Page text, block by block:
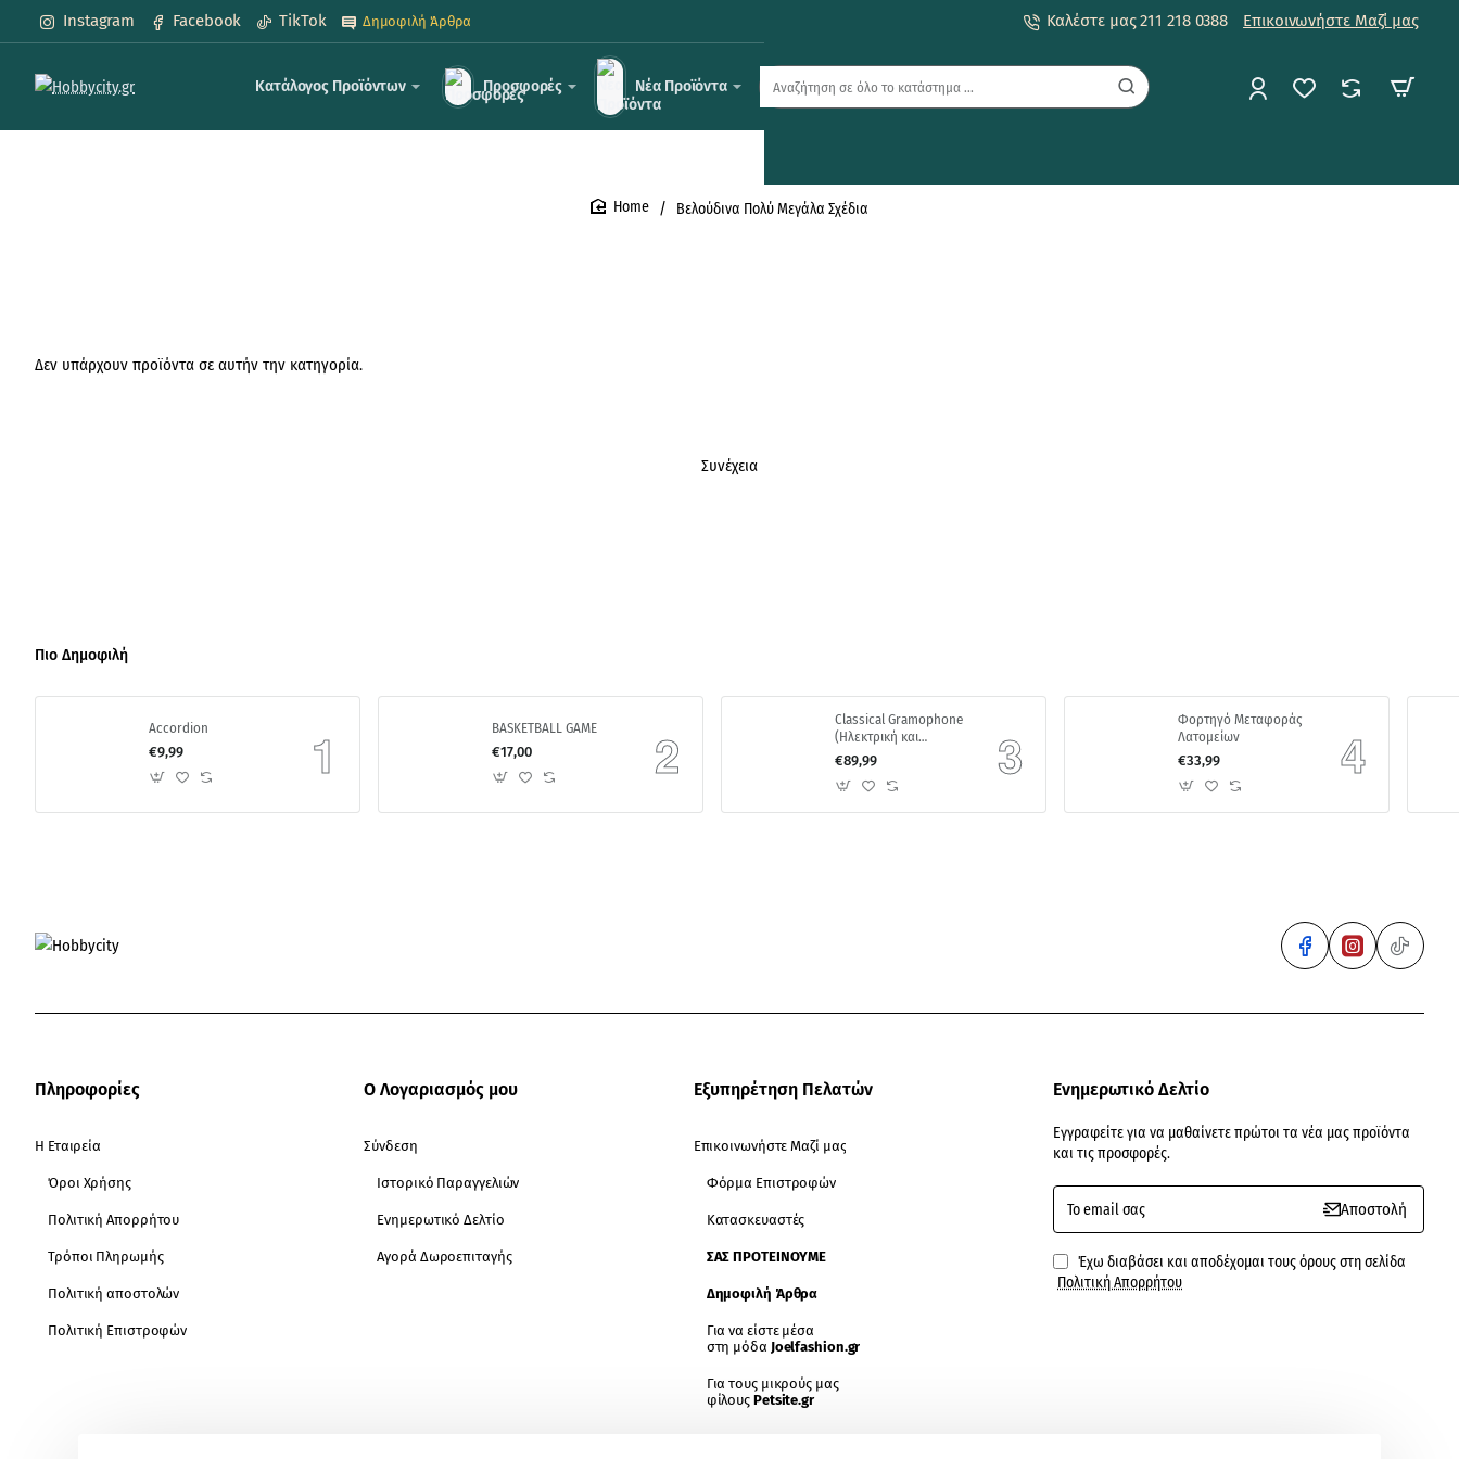
Instagram Facebook TikTok Δημοφιλή Άρθρα Καλέστε μας 211 218 0388 Επικοινωνήστε Μαζί μας
Κατάλογος Προϊόντων Προσφορές Νέα Προϊόντα
Αναζήτηση
όλο
Βελούδινα Πολύ Μεγάλα Σχέδια
Δεν υπάρχουν προϊόντα σε αυτήν την κατηγορία.
Συνέχεια
Πιο Δημοφιλή
Accordion
€9,99
BASKETBALL GAME
€17,00
Classical Gramophone
(Ηλεκτρική και
Χειροκίνητη Λειτουργία
Περιστροφής)
€89,99
Φορτηγό Μεταφοράς
Λατομείων
€33,99
Πληροφορίες
Η Εταιρεία
Όροι Χρήσης
Πολιτική Απορρήτου
Τρόποι Πληρωμής
Πολιτική αποστολών
Πολιτική Επιστροφών
Ο Λογαριασμός μου
Σύνδεση
Ιστορικό Παραγγελιών
Ενημερωτικό Δελτίο
Αγορά Δωροεπιταγής
Εξυπηρέτηση Πελατών
Επικοινωνήστε Μαζί μας
Φόρμα Επιστροφών
Κατασκευαστές
ΣΑΣ ΠΡΟΤΕΊΝΟΥΜΕ
Δημοφιλή Άρθρα
Για να είστε μέσα
στη μόδα Joelfashion.gr
Για τους μικρούς μας
φίλους Petsite.gr
Ενημερωτικό Δελτίο
Εγγραφείτε για να μαθαίνετε πρώτοι τα νέα μας προϊόντα
και τις προσφορές.
To
email
σας
Αποστολή
Έχω διαβάσει και αποδέχομαι τους όρους στη σελίδα
Πολιτική Απορρήτου